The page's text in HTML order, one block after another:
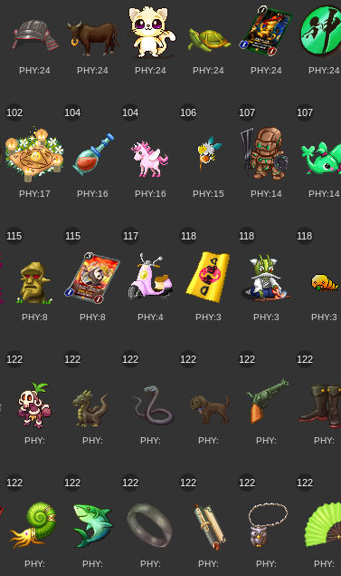
PHY:24 PHY:24 PHY:24 PHY:24 PHY:24 PHY:24
102
PHY:17
104
PHY:16
104
PHY:16
106
PHY:15
107
PHY:14
107
PHY:14
115
PHY:8
115
PHY:8
117
PHY:4
118
PHY:3
118
PHY:3
118
PHY:3
122
PHY:
122
PHY:
122
PHY:
122
PHY:
122
PHY:
122
PHY:
122
PHY:
122
PHY:
122
PHY:
122
PHY:
122
PHY:
122
PHY: